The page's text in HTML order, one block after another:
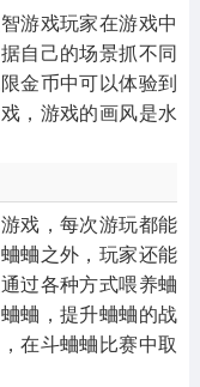
游戏玩家在游戏中
自己的场景抓不同
金币中可以体验到
，游戏的画风是水
戏，每次游玩都能
蛐之外，玩家还能
过各种方式喂养蛐
蛐，提升蛐蛐的战
在斗蛐蛐比赛中取